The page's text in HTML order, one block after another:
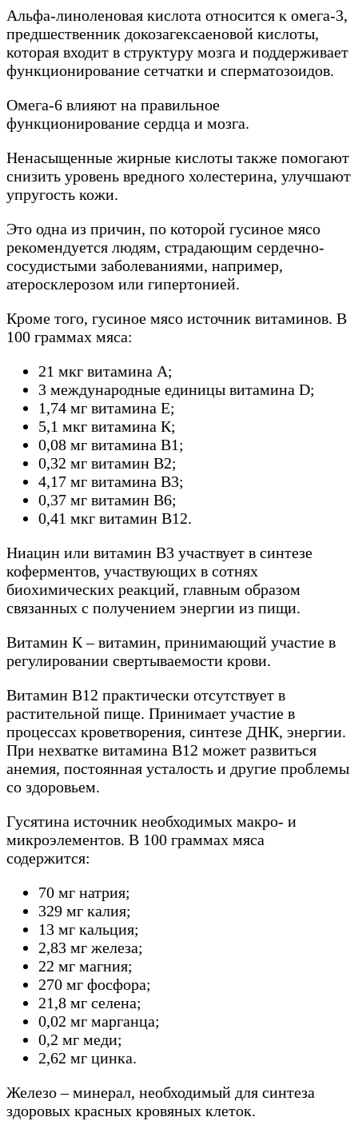
Альфа-линоленовая кислота относится к омега-3,
предшественник докозагексаеновой кислоты,
которая входит в структуру мозга и поддерживает
функционирование сетчатки и сперматозоидов.
Омега-6 влияют на правильное
функционирование сердца и мозга.
Ненасыщенные жирные кислоты также помогают
снизить уровень вредного холестерина, улучшают
упругость кожи.
Это одна из причин, по которой гусиное мясо
рекомендуется людям, страдающим сердечно-
сосудистыми заболеваниями, например,
атеросклерозом или гипертонией.
Кроме того, гусиное мясо источник витаминов. В
100 граммах мяса:
21 мкг витамина А;
3 международные единицы витамина D;
1,74 мг витамина Е;
5,1 мкг витамина К;
0,08 мг витамина В1;
0,32 мг витамин В2;
4,17 мг витамина В3;
0,37 мг витамин В6;
0,41 мкг витамин В12.
Ниацин или витамин В3 участвует в синтезе
коферментов, участвующих в сотнях
биохимических реакций, главным образом
связанных с получением энергии из пищи.
Витамин К – витамин, принимающий участие в
регулировании свертываемости крови.
Витамин В12 практически отсутствует в
растительной пище. Принимает участие в
процессах кроветворения, синтезе ДНК, энергии.
При нехватке витамина В12 может развиться
анемия, постоянная усталость и другие проблемы
со здоровьем.
Гусятина источник необходимых макро- и
микроэлементов. В 100 граммах мяса
содержится:
70 мг натрия;
329 мг калия;
13 мг кальция;
2,83 мг железа;
22 мг магния;
270 мг фосфора;
21,8 мг селена;
0,02 мг марганца;
0,2 мг меди;
2,62 мг цинка.
Железо – минерал, необходимый для синтеза
здоровых красных кровяных клеток.